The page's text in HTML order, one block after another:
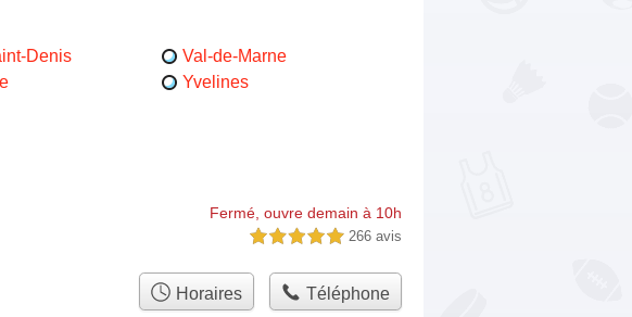
Denis
Val-de-Marne
Yvelines
Fermé, ouvre demain à 10h
5,0 étoiles sur 5 266 avis
Horaires Téléphone